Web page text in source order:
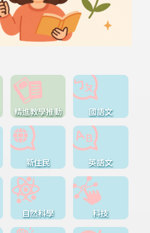
精進教學推動 國語文
新住民 英語文
自然科學 科技